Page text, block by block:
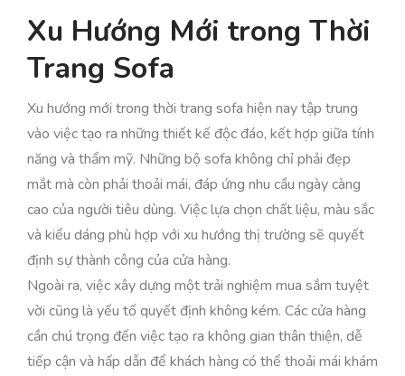
Xu Hướng Mới trong Thời
Trang Sofa
Xu hướng mới trong thời trang sofa hiện nay tập trung
vào việc tạo ra những thiết kế độc đáo, kết hợp giữa tính
năng và thẩm mỹ. Những bộ sofa không chỉ phải đẹp
mắt mà còn phải thoải mái, đáp ứng nhu cầu ngày càng
cao của người tiêu dùng. Việc lựa chọn chất liệu, màu sắc
và kiểu dáng phù hợp với xu hướng thị trường sẽ quyết
định sự thành công của cửa hàng.
Ngoài ra, việc xây dựng một trải nghiệm mua sắm tuyệt
vời cũng là yếu tố quyết định không kém. Các cửa hàng
cần chú trọng đến việc tạo ra không gian thân thiện, dễ
tiếp cận và hấp dẫn để khách hàng có thể thoải mái khám